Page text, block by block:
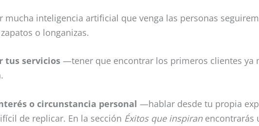
inteligencia artificial que venga las personas
o longanizas.
tus servicios —tener que encontrar los primeros clientes ya
o circunstancia personal —hablar desde tu propia
de replicar. En la sección Éxitos que inspiranencontrarás